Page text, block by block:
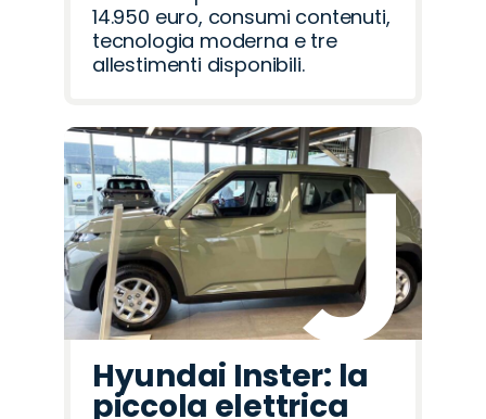
14.950 euro, consumi contenuti,
tecnologia moderna e tre
allestimenti disponibili.
Hyundai Inster: la
piccola elettrica